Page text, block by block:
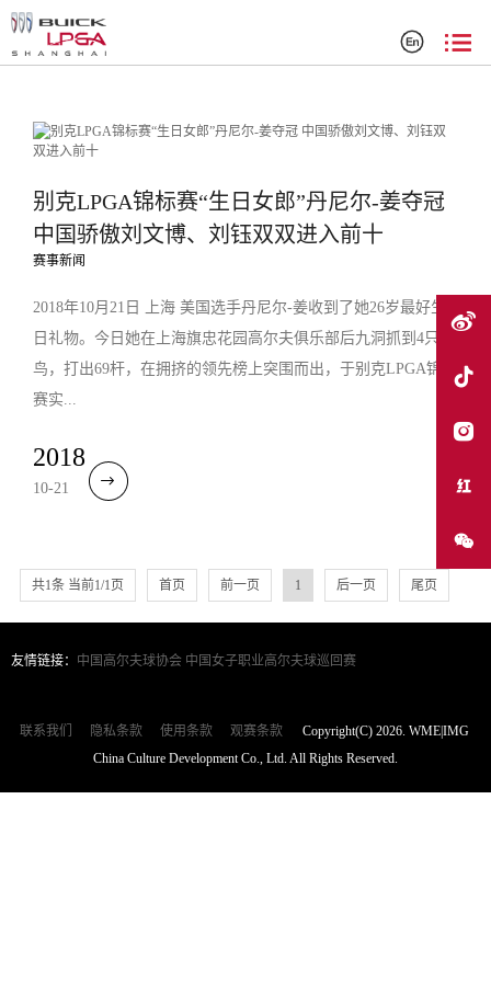
别克LPGA锦标赛“生日女郎”丹尼尔-姜夺冠
中国骄傲刘文博、刘钰双双进入前十
赛事新闻
2018年10月21日 上海 美国选手丹尼尔-姜收到了她26岁最好生
日礼物。今日她在上海旗忠花园高尔夫俱乐部后九洞抓到4只小
鸟，打出69杆，在拥挤的领先榜上突围而出，于别克LPGA锦标
赛实...
2018
10-21
共1条 当前1/1页 首页 前一页 1 后一页 尾页
友情链接： 中国高尔夫球协会 中国女子职业高尔夫球巡回赛
联系我们 隐私条款 使用条款 观赛条款
Copyright(C) 2026. WME|IMG
China Culture Development Co., Ltd. All Rights Reserved.